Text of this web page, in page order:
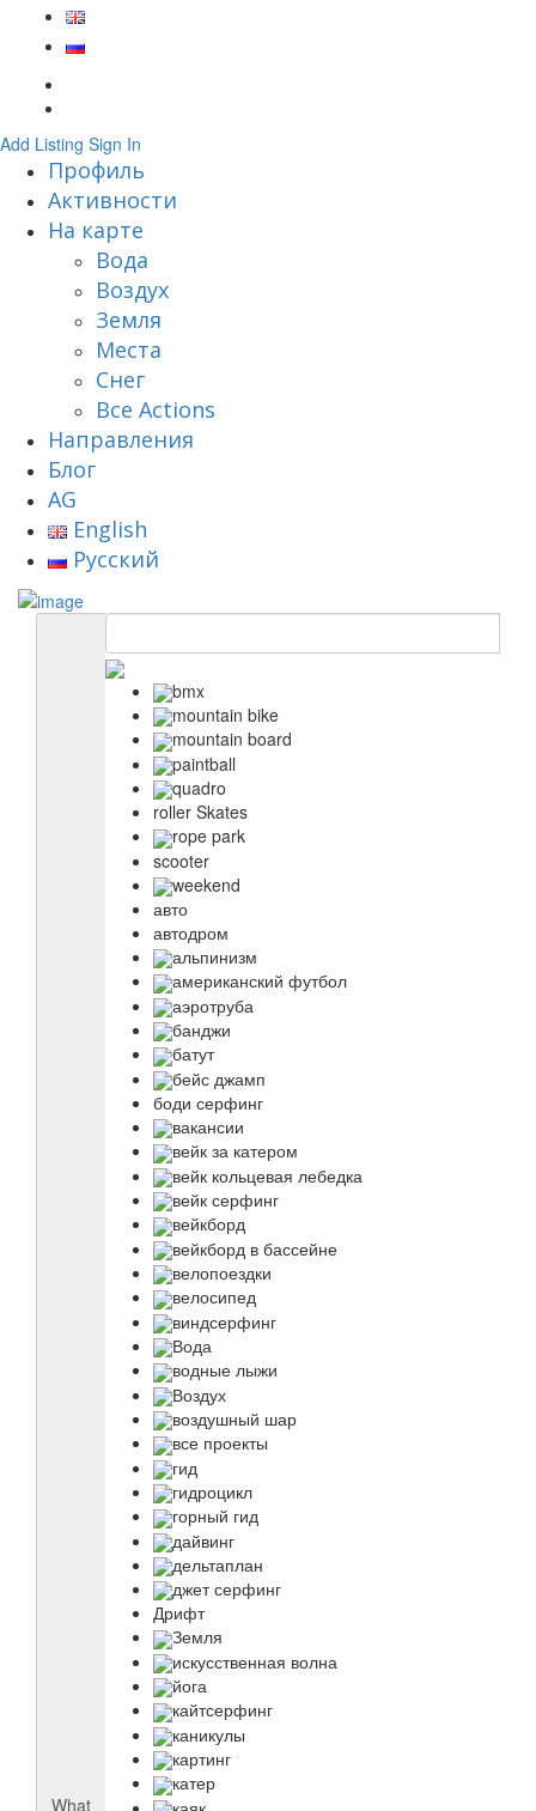
Add Listing Sign In
Профиль
Активности
На карте
Вода
Воздух
Земля
Места
Снег
Все Actions
Направления
Блог
AG
English
Русский
What
bmx
mountain bike
mountain board
paintball
quadro
roller Skates
rope park
scooter
weekend
авто
автодром
альпинизм
американский футбол
аэротруба
банджи
батут
бейс джамп
боди серфинг
вакансии
вейк за катером
вейк кольцевая лебедка
вейк серфинг
вейкборд
вейкборд в бассейне
велопоездки
велосипед
виндсерфинг
Вода
водные лыжи
Воздух
воздушный шар
все проекты
гид
гидроцикл
горный гид
дайвинг
дельтаплан
джет серфинг
Дрифт
Земля
искусственная волна
йога
кайтсерфинг
каникулы
картинг
катер